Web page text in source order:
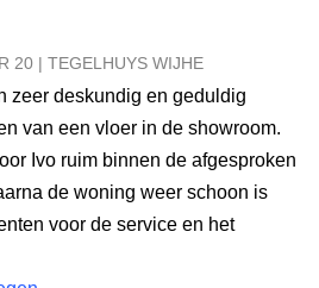
20 | TEGELHUYS WIJHE
zeer deskundig en geduldig
van een vloer in de showroom.
Ivo ruim binnen de afgesproken
de woning weer schoon is
voor de service en het